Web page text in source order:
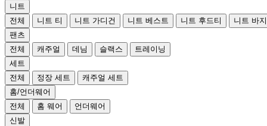
니트
전체
니트 티 니트 가디건 니트 베스트 니트 후드티
니트 바지
팬츠
전체
캐주얼 데님 슬랙스
트레이닝
세트
전체
정장 세트
캐주얼 세트
홈/언더웨어
전체
홈 웨어
언더웨어
신발